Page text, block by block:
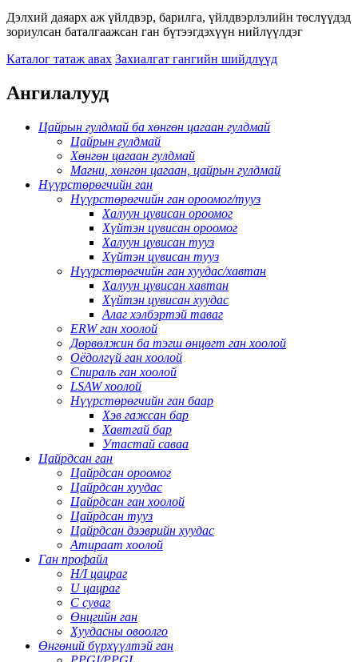
Дэлхий даяарх аж үйлдвэр, барилга, үйлдвэрлэлийн төслүүдэд
зориулсан баталгаажсан ган бүтээгдэхүүн нийлүүлдэг
Каталог татаж авах Захиалгат гангийн шийдлүүд
Ангилалууд
Цайрын гулдмай ба хөнгөн цагаан гулдмай
Цайрын гулдмай
Хөнгөн цагаан гулдмай
Магни, хөнгөн цагаан, цайрын гулдмай
Нүүрстөрөгчийн ган
Нүүрстөрөгчийн ган ороомог/тууз
Халуун цувисан ороомог
Хүйтэн цувисан ороомог
Халуун цувисан тууз
Хүйтэн цувисан тууз
Нүүрстөрөгчийн ган хуудас/хавтан
Халуун цувисан хавтан
Хүйтэн цувисан хуудас
Алаг хэлбэртэй таваг
ERW ган хоолой
Дөрвөлжин ба тэгш өнцөгт ган хоолой
Оёдолгүй ган хоолой
Спираль ган хоолой
LSAW хоолой
Нүүрстөрөгчийн ган баар
Хэв гажсан бар
Хавтгай бар
Утастай саваа
Цайрдсан ган
Цайрдсан ороомог
Цайрдсан хуудас
Цайрдсан ган хоолой
Цайрдсан тууз
Цайрдсан дээврийн хуудас
Атираат хоолой
Ган профайл
H/I цацраг
U цацраг
C суваг
Өнцгийн ган
Хуудасны овоолго
Өнгөний бүрхүүлтэй ган